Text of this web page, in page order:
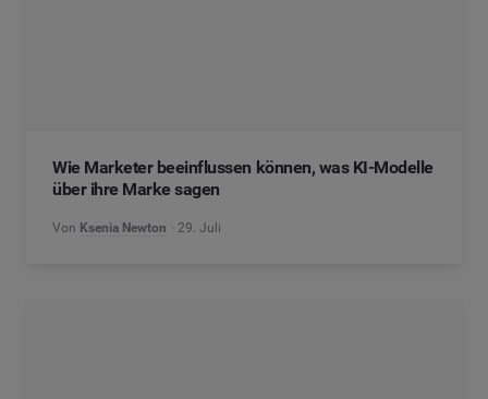
Wie Marketer beeinflussen können, was KI-Modelle
über ihre Marke sagen
Von Ksenia Newton 29. Juli